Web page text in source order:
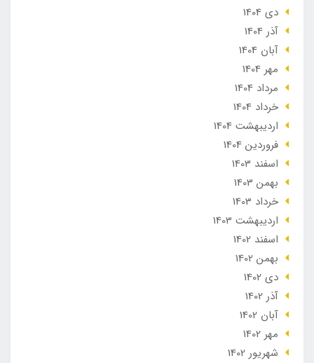
دی 1404
آذر 1404
آبان 1404
مهر 1404
مرداد 1404
خرداد 1404
ارديبهشت 1404
فروردین 1404
اسفند 1403
بهمن 1403
خرداد 1403
ارديبهشت 1403
اسفند 1402
بهمن 1402
دی 1402
آذر 1402
آبان 1402
مهر 1402
شهریور 1402